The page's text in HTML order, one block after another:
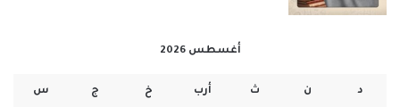
أغسطس 2026
د ن ث أرب خ ج س